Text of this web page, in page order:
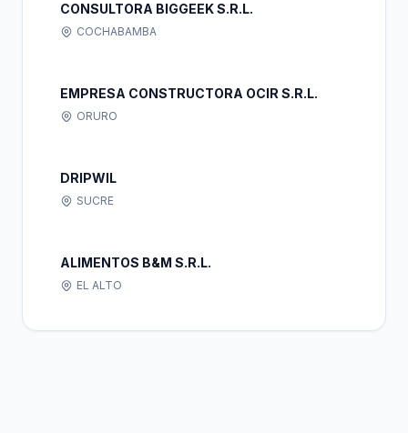
CONSULTORA BIGGEEK S.R.L.
COCHABAMBA
EMPRESA CONSTRUCTORA OCIR S.R.L.
ORURO
DRIPWIL
SUCRE
ALIMENTOS B&M S.R.L.
EL ALTO